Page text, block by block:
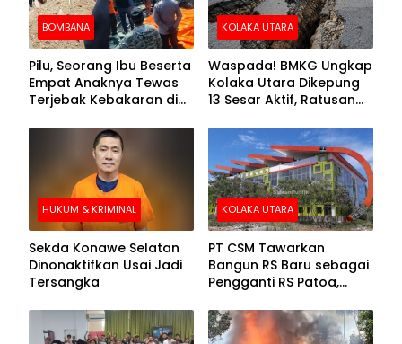
BOMBANA
Pilu, Seorang Ibu Beserta
Empat Anaknya Tewas
Terjebak Kebakaran di
KOLAKA UTARA
Waspada! BMKG Ungkap
Kolaka Utara Dikepung
13 Sesar Aktif, Ratusan
HUKUM & KRIMINAL
Sekda Konawe Selatan
Dinonaktifkan Usai Jadi
Tersangka
KOLAKA UTARA
PT CSM Tawarkan
Bangun RS Baru sebagai
Pengganti RS Patoa,
Kolut